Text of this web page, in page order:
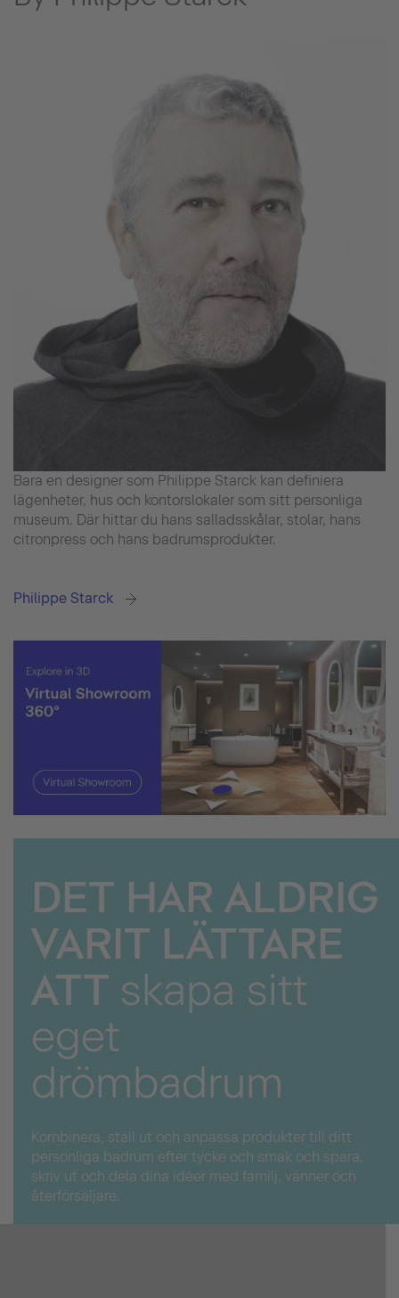
Bara en designer som Philippe Starck kan definiera
lägenheter, hus och kontorslokaler som sitt personliga
museum. Där hittar du hans salladsskålar, stolar, hans
citronpress och hans badrumsprodukter.
Philippe Starck
DET HAR ALDRIG
VARIT LÄTTARE
ATT skapa sitt
eget
drömbadrum
Kombinera, ställ ut och anpassa produkter till ditt
personliga badrum efter tycke och smak och spara,
skriv ut och dela dina idéer med familj, vänner och
återförsäljare.